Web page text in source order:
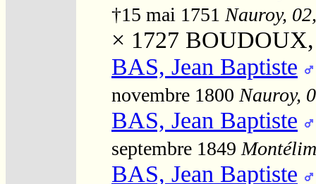
†15 mai 1751 Nauroy,
× 1727
BAS, Jean Baptiste
novembre 1800 Nauroy,
BAS, Jean Baptiste
septembre 1849
BAS, Jean Baptiste